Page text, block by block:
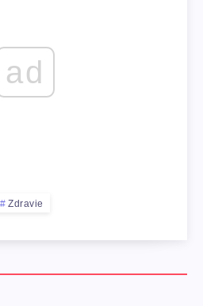
ad
Zdravie